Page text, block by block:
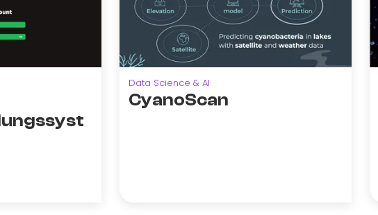
Data Science & AI
CyanoScan